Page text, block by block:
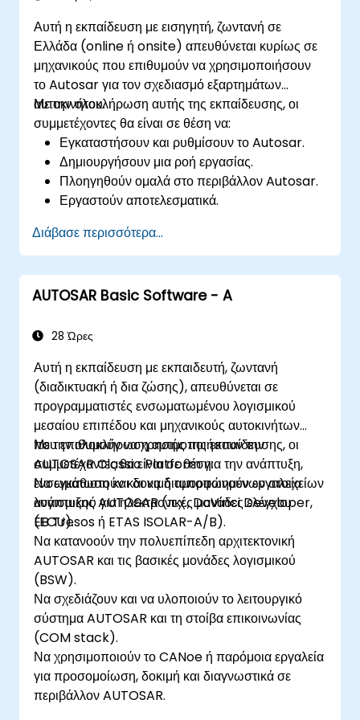
Αυτή η εκπαίδευση με εισηγητή, ζωντανή σε
Ελλάδα (online ή onsite) απευθύνεται κυρίως σε
μηχανικούς που επιθυμούν να χρησιμοποιήσουν
το Autosar για τον σχεδιασμό εξαρτημάτων
αυτοκινήτου.
Με την ολοκλήρωση αυτής της εκπαίδευσης, οι
συμμετέχοντες θα είναι σε θέση να:
Εγκαταστήσουν και ρυθμίσουν το Autosar.
Δημιουργήσουν μια ροή εργασίας.
Πλοηγηθούν ομαλά στο περιβάλλον Autosar.
Εργαστούν αποτελεσματικά.
Διάβασε περισσότερα...
AUTOSAR Basic Software - A
28 Ώρες
Αυτή η εκπαίδευση με εκπαιδευτή, ζωντανή
(διαδικτυακή ή δια ζώσης), απευθύνεται σε
προγραμματιστές ενσωματωμένου λογισμικού
μεσαίου επιπέδου και μηχανικούς αυτοκινήτων
που επιθυμούν να χρησιμοποιήσουν την
AUTOSAR Classic Platform για την ανάπτυξη,
ενσωμάτωση και δοκιμή τυποποιημένων στοιχείων
λογισμικού για ηλεκτρονικές μονάδες ελέγχου
(ECU).
Με την ολοκλήρωση αυτής της εκπαίδευσης, οι
συμμετέχοντες θα είναι σε θέση:
Να εγκαθιστούν και να διαμορφώνουν εργαλεία
ανάπτυξης AUTOSAR (π.χ., DaVinci Developer,
EB Tresos ή ETAS ISOLAR-A/B).
Να κατανοούν την πολυεπίπεδη αρχιτεκτονική
AUTOSAR και τις βασικές μονάδες λογισμικού
(BSW).
Να σχεδιάζουν και να υλοποιούν το λειτουργικό
σύστημα AUTOSAR και τη στοίβα επικοινωνίας
(COM stack).
Να χρησιμοποιούν το CANoe ή παρόμοια εργαλεία
για προσομοίωση, δοκιμή και διαγνωστικά σε
περιβάλλον AUTOSAR.